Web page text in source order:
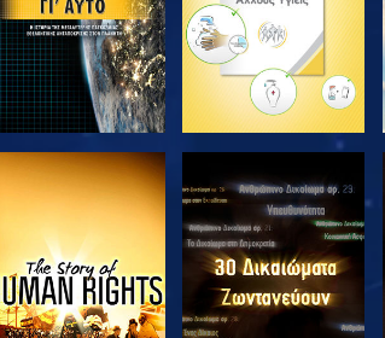
ΠΑΡΑΚΟΛΟΥΘΗΣΤΕ ΠΑΡΑΚΟΛΟΥΘΗΣΤΕ